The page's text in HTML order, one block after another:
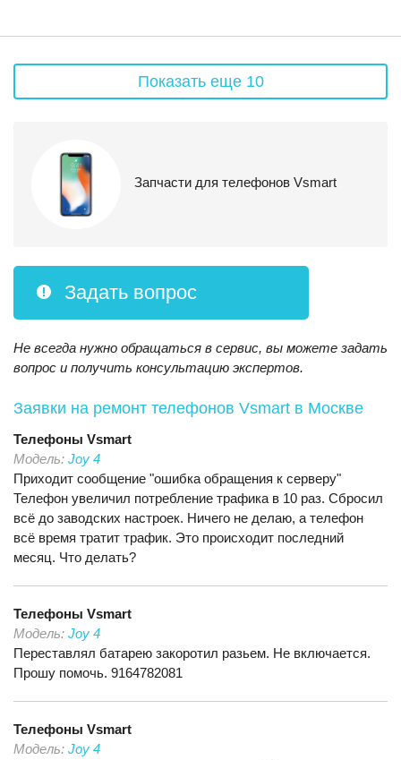
Показать еще 10
Запчасти для телефонов Vsmart
Задать вопрос
Не всегда нужно обращаться в сервис, вы можете задать
вопрос и получить консультацию экспертов.
Заявки на ремонт телефонов Vsmart в Москве
Телефоны Vsmart
Модель: Joy 4
Приходит сообщение "ошибка обращения к серверу"
Телефон увеличил потребление трафика в 10 раз. Сбросил
всё до заводских настроек. Ничего не делаю, а телефон
всё время тратит трафик. Это происходит последний
месяц. Что делать?
Телефоны Vsmart
Модель: Joy 4
Переставлял батарею закоротил разьем. Не включается.
Прошу помочь. 9164782081
Телефоны Vsmart
Модель: Joy 4